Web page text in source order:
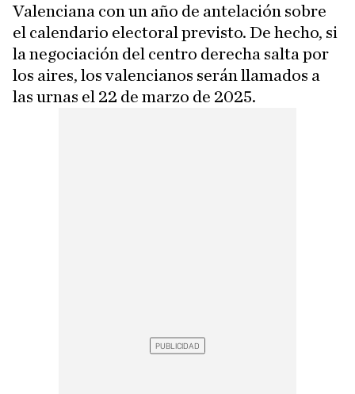
Valenciana con un año de antelación sobre
el calendario electoral previsto. De hecho, si
la negociación del centro derecha salta por
los aires, los valencianos serán llamados a
las urnas el 22 de marzo de 2025.